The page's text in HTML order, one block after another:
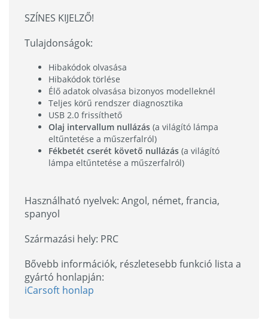
SZÍNES KIJELZŐ!
Tulajdonságok:
Hibakódok olvasása
Hibakódok törlése
Élő adatok olvasása bizonyos modelleknél
Teljes körű rendszer diagnosztika
USB 2.0 frissíthető
Olaj intervallum nullázás (a világító lámpa
eltűntetése a műszerfalról)
Fékbetét cserét követő nullázás (a világító
lámpa eltűntetése a műszerfalról)
Használható nyelvek: Angol, német, francia,
spanyol
Származási hely: PRC
Bővebb információk, részletesebb funkció lista a
gyártó honlapján:
iCarsoft honlap